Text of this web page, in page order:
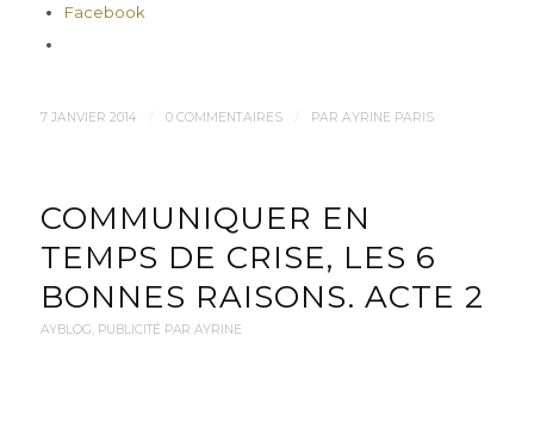
Facebook
7 JANVIER 2014 0 COMMENTAIRES PAR AYRINE PARIS
COMMUNIQUER EN
TEMPS DE CRISE, LES 6
BONNES RAISONS. ACTE 2
AYBLOG, PUBLICITÉ PAR AYRINE